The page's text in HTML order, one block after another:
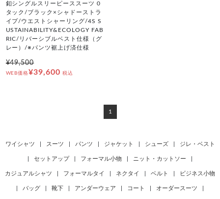
釦シングルスリーピーススーツ 0
タック/ブラック×シャドーストラ
イプ/ウエストシャーリング/4S S
USTAINABILITY&ECOLOGY FAB
RIC/リバーシブルベスト仕様（グ
レー）/※パンツ裾上げ済仕様
¥49,500
WEB価格¥39,600 税込
1
ワイシャツ スーツ パンツ ジャケット シューズ ジレ・ベスト
セットアップ フォーマル小物 ニット・カットソー
カジュアルシャツ フォーマルタイ ネクタイ ベルト ビジネス小物
バッグ 靴下 アンダーウェア コート オーダースーツ